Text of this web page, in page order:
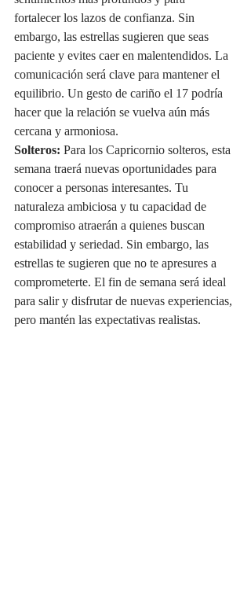
fortalecer los lazos de confianza. Sin
embargo, las estrellas sugieren que seas
paciente y evites caer en malentendidos. La
comunicación será clave para mantener el
equilibrio. Un gesto de cariño el 17 podría
hacer que la relación se vuelva aún más
cercana y armoniosa.
Solteros: Para los Capricornio solteros, esta
semana traerá nuevas oportunidades para
conocer a personas interesantes. Tu
naturaleza ambiciosa y tu capacidad de
compromiso atraerán a quienes buscan
estabilidad y seriedad. Sin embargo, las
estrellas te sugieren que no te apresures a
comprometerte. El fin de semana será ideal
para salir y disfrutar de nuevas experiencias,
pero mantén las expectativas realistas.